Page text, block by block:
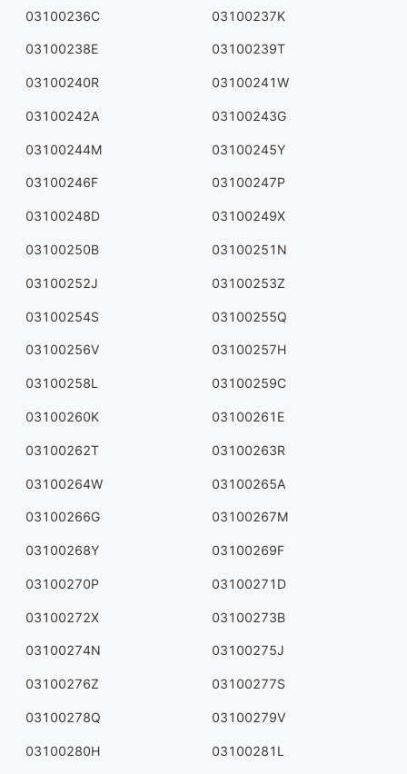
03100236C 03100237K
03100238E 03100239T
03100240R 03100241W
03100242A 03100243G
03100244M 03100245Y
03100246F 03100247P
03100248D 03100249X
03100250B 03100251N
03100252J 03100253Z
03100254S 03100255Q
03100256V 03100257H
03100258L 03100259C
03100260K 03100261E
03100262T 03100263R
03100264W 03100265A
03100266G 03100267M
03100268Y 03100269F
03100270P 03100271D
03100272X 03100273B
03100274N 03100275J
03100276Z 03100277S
03100278Q 03100279V
03100280H 03100281L